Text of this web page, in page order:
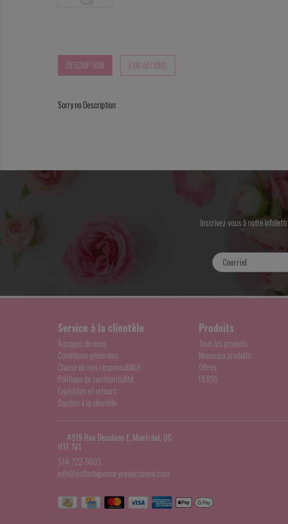
DESCRIPTION ÉVALUATIONS
Sorry no Description
Inscrivez-vous à notre
Service à la clientèle
À propos de nous
Conditions générales
Clause de non-responsabilité
Politique de confidentialité
Expédition et retours
Soutien à la clientèle
Produits
Tous les produits
Nouveaux produits
Offres
Fil RSS
4919 Rue Beaubien E, Montréal, QC
H1T 1V1
514-722-8603
info@esthetiquemaryseduchesne.com